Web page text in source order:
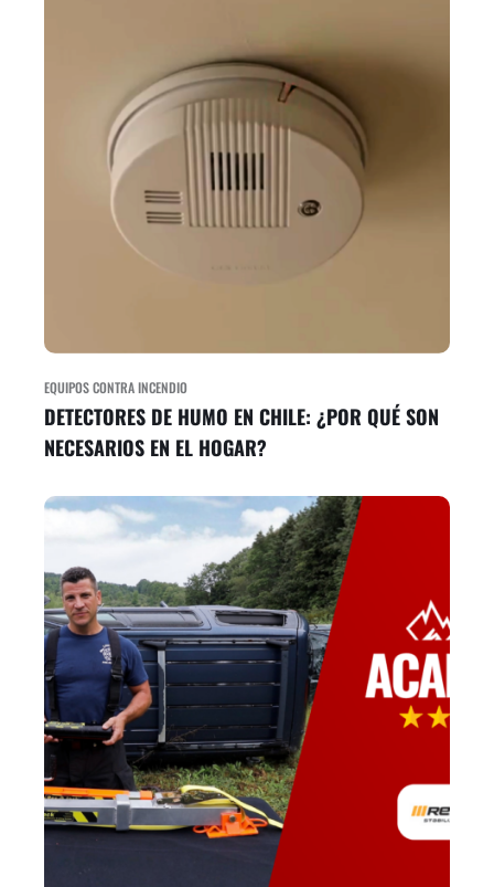
EQUIPOS CONTRA INCENDIO
DETECTORES DE HUMO EN CHILE: ¿POR QUÉ SON
NECESARIOS EN EL HOGAR?